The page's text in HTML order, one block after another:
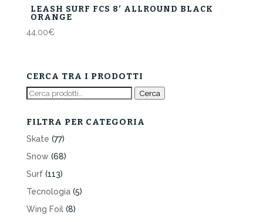
LEASH SURF FCS 8′ ALLROUND BLACK
ORANGE
44,00€
CERCA TRA I PRODOTTI
Cerca: Cerca
FILTRA PER CATEGORIA
Skate (77)
Snow (68)
Surf (113)
Tecnologia (5)
Wing Foil (8)